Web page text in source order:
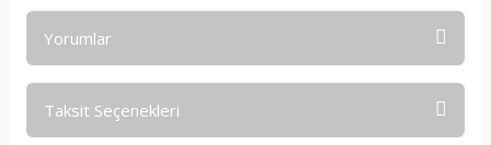
Yorumlar
Taksit Seçenekleri